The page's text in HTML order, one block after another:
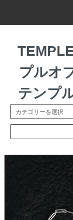
プルオ
テンプ